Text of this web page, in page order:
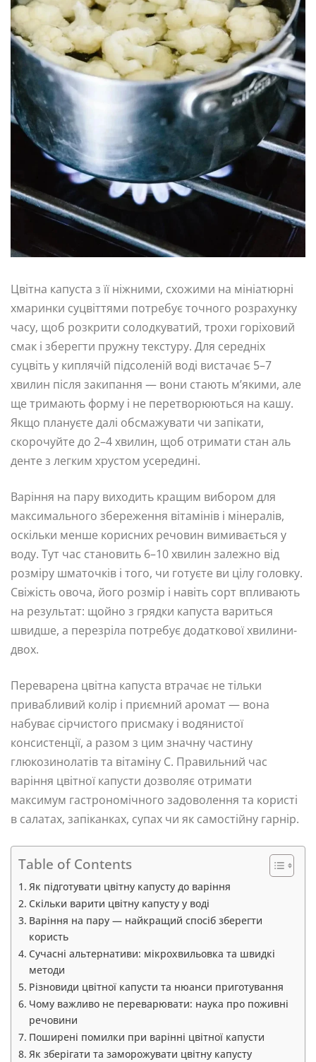
Цвітна капуста з її ніжними, схожими на мініатюрні
хмаринки суцвіттями потребує точного розрахунку
часу, щоб розкрити солодкуватий, трохи горіховий
смак і зберегти пружну текстуру. Для середніх
суцвіть у киплячій підсоленій воді вистачає 5–7
хвилин після закипання — вони стають м’якими, але
ще тримають форму і не перетворюються на кашу.
Якщо плануєте далі обсмажувати чи запікати,
скорочуйте до 2–4 хвилин, щоб отримати стан аль
денте з легким хрустом усередині.
Варіння на пару виходить кращим вибором для
максимального збереження вітамінів і мінералів,
оскільки менше корисних речовин вимивається у
воду. Тут час становить 6–10 хвилин залежно від
розміру шматочків і того, чи готуєте ви цілу головку.
Свіжість овоча, його розмір і навіть сорт впливають
на результат: щойно з грядки капуста вариться
швидше, а перезріла потребує додаткової хвилини-
двох.
Переварена цвітна капуста втрачає не тільки
привабливий колір і приємний аромат — вона
набуває сірчистого присмаку і водянистої
консистенції, а разом з цим значну частину
глюкозинолатів та вітаміну C. Правильний час
варіння цвітної капусти дозволяє отримати
максимум гастрономічного задоволення та користі
в салатах, запіканках, супах чи як самостійну гарнір.
Table of Contents
Як підготувати цвітну капусту до варіння
Скільки варити цвітну капусту у воді
Варіння на пару — найкращий спосіб зберегти
користь
Сучасні альтернативи: мікрохвильовка та швидкі
методи
Різновиди цвітної капусти та нюанси приготування
Чому важливо не переварювати: наука про поживні
речовини
Поширені помилки при варінні цвітної капусти
Як зберігати та заморожувати цвітну капусту